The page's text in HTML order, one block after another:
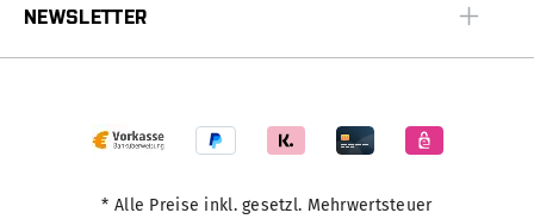
NEWSLETTER
* Alle Preise inkl. gesetzl. Mehrwertsteuer